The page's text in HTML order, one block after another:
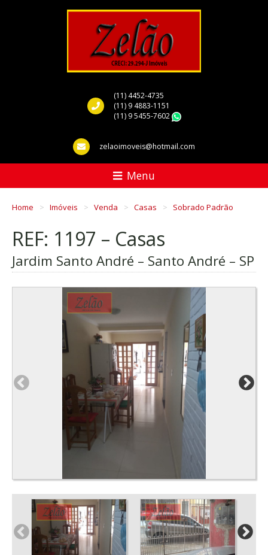
(11) 4452-4735
(11) 9 4883-1151
(11) 9 5455-7602
zelaoimoveis@hotmail.com
Menu
Home Imóveis Venda Casas Sobrado Padrão
REF: 1197 – Casas
Jardim Santo André – Santo André – SP